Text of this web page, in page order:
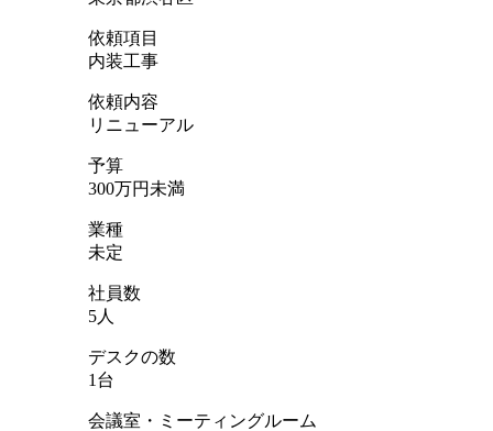
依頼項目
内装工事
依頼内容
リニューアル
予算
300万円未満
業種
未定
社員数
5人
デスクの数
1台
会議室・ミーティングルーム